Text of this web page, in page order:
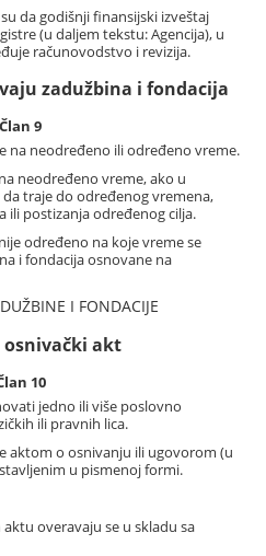
da godišnji finansijski izveštaj
(u daljem tekstu: Agencija), u
računovodstvo i revizija.
zadužbina i fondacija
Član 9
na neodređeno ili određeno vreme.
neodređeno vreme, ako u
traje do određenog vremena,
ili postizanja određenog cilja.
određeno na koje vreme se
i fondacija osnovane na
I FONDACIJE
osnivački akt
10
jedno ili više poslovno
ili pravnih lica.
aktom o osnivanju ili ugovorom (u
u pismenoj formi.
overavaju se u skladu sa